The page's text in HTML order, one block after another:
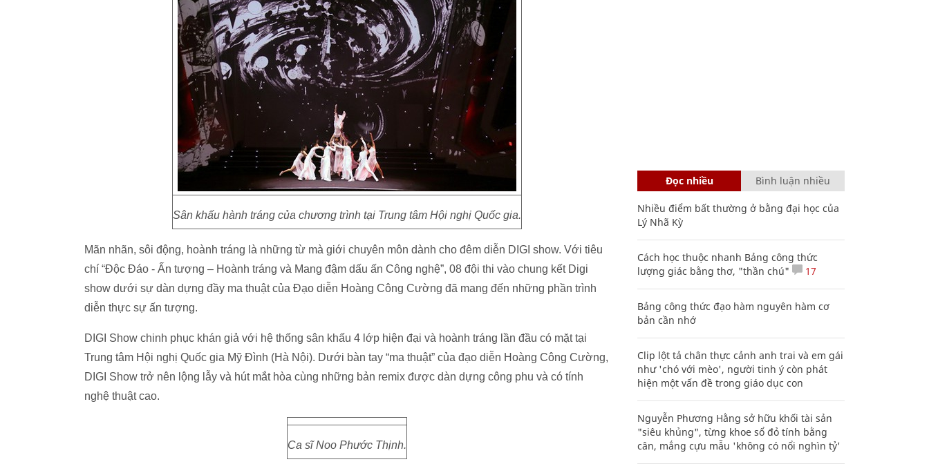
Sân khấu hành tráng của chương trình tại Trung tâm Hội nghị Quốc gia.
Mãn nhãn, sôi động, hoành tráng là những từ mà giới chuyên môn dành cho đêm diễn DIGI show. Với tiêu
chí “Độc Đáo - Ấn tượng – Hoành tráng và Mang đậm dấu ấn Công nghệ”, 08 đội thi vào chung kết Digi
show dưới sự dàn dựng đầy ma thuật của Đạo diễn Hoàng Công Cường đã mang đến những phần trình
diễn thực sự ấn tượng.
DIGI Show chinh phục khán giả với hệ thống sân khấu 4 lớp hiện đại và hoành tráng lần đầu có mặt tại
Trung tâm Hội nghị Quốc gia Mỹ Đình (Hà Nội). Dưới bàn tay “ma thuật” của đạo diễn Hoàng Công Cường,
DIGI Show trở nên lộng lẫy và hút mắt hòa cùng những bản remix được dàn dựng công phu và có tính
nghệ thuật cao.
Ca sĩ Noo Phước Thịnh.
Đọc nhiều Bình luận nhiều
Nhiều điểm bất thường ở bằng đại học của
Lý Nhã Kỳ
Cách học thuộc nhanh Bảng công thức
lượng giác bằng thơ, "thần chú"
17
Bảng công thức đạo hàm nguyên hàm cơ
bản cần nhớ
Clip lột tả chân thực cảnh anh trai và em gái
như 'chó với mèo', người tinh ý còn phát
hiện một vấn đề trong giáo dục con
Nguyễn Phương Hằng sở hữu khối tài sản
"siêu khủng", từng khoe sổ đỏ tính bằng
cân, mắng cựu mẫu 'không có nổi nghìn tỷ'